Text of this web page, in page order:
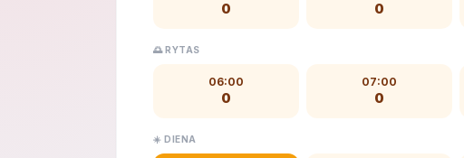
0 0
🌅 RYTAS
06:00
0
07:00
0
☀️ DIENA